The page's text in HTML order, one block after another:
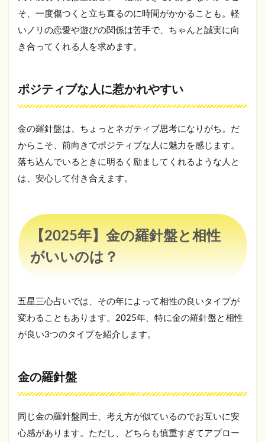
の羅針
盤と相
性がい
いの
金の
羅針
銀の
カメ
レオ
ン
金の
イル
カ
4
盤と相
性が合
いの
4.1
銀の
イン
アン
4.2
そ、一度傷つくと立ち直るのに時間がかかることも。軽
いノリの恋愛や遊びの関係は苦手で、ちゃんと誠実に向
き合ってくれる人を求めます。
ポジティブな人に惹かれやすい
金の羅針盤は、ちょっとネガティブ思考になりがち。だ
からこそ、前向きでポジティブな人に魅力を感じます。
落ち込んでいるときに明るく励ましてくれるような人と
は、安心して付き合えます。
【2025年】金の羅針盤と相性
がいいのは？
五星三心占いでは、その年によって相性の良いタイプが
変わることもあります。2025年、特に金の羅針盤と相性
が良い3つのタイプを紹介します。
金の羅針盤
同じ金の羅針盤同士、考え方が似ているのでお互いに安
心感があります。ただし、どちらも慎重すぎてアプロー